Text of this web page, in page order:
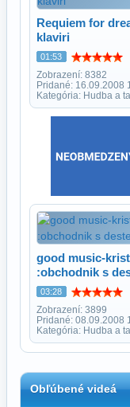
Requiem for
klaviri
01:53
Zobrazení: 8382
Pridané: 16.09.2008
Kategória: Hudba a
good music-
:obchodnik s
03:28
Zobrazení: 3899
Pridané: 08.09.2008
Kategória: Hudba a
Obľúbené videá